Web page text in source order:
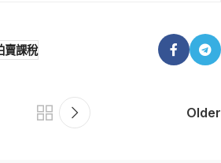
賣課稅
Older